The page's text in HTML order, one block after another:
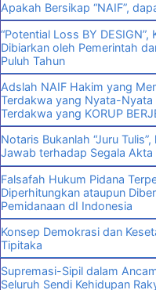
Apakah Bersikap “NAIF”,
“Potential Loss BY
Dibiarkan oleh Pemerintah
Puluh Tahun
Adslah NAIF Hakim yang
Terdakwa yang Nyata-
Terdakwa yang KORUP
Notaris Bukanlah “Juru
Jawab terhadap Segala
Falsafah Hukum Pidana
Diperhitungkan ataupun
Pemidanaan dI Indonesia
Konsep Demokrasi dan
Tipitaka
Supremasi-Sipil dalam
Seluruh Sendi Kehidupan